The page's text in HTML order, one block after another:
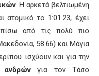
. Η αρκετά βελτιωμένη
ατομικό το 1:01.23, έχει
πίσω από τις πολύ πιο
58.66) και Μάγια
ισχύουν και για την
ανδρώνγια τον Τάσο